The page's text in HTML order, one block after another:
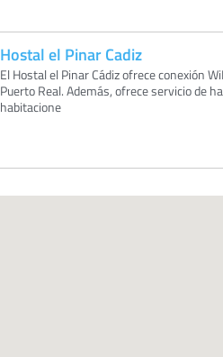
Hostal el Pinar Cadiz
El Hostal el Pinar Cádiz ofrece conexión
Puerto Real. Además, ofrece servicio de
habitacione